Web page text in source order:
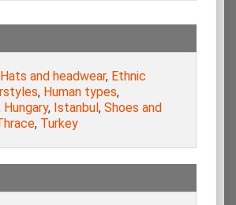
and headwear, Ethnic
, Human types,
Hungary, Istanbul , Shoes and
, Turkey